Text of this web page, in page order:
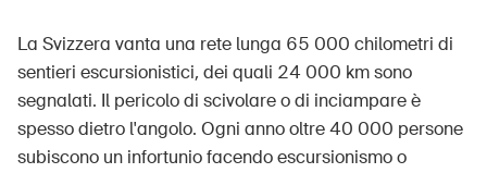
Anziani
Scuola
Imprese
La Svizzera vanta una rete lunga 65 000 chilometri di
sentieri escursionistici, dei quali 24 000 km sono
segnalati. Il pericolo di scivolare o di inciampare è
spesso dietro l'angolo. Ogni anno oltre 40 000 persone
subiscono un infortunio facendo escursionismo o